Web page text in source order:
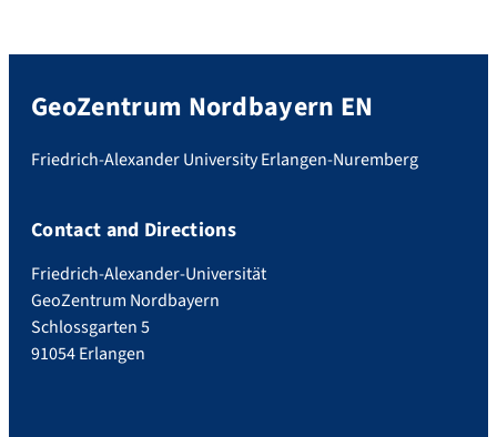
GeoZentrum Nordbayern EN
Friedrich-Alexander University Erlangen-Nuremberg
Contact and Directions
Friedrich-Alexander-Universität
GeoZentrum Nordbayern
Schlossgarten 5
91054 Erlangen